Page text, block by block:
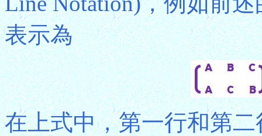
表示為
在上式中，第一行和第